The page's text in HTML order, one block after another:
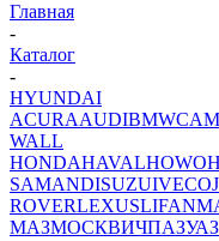
Главная
-
Каталог
-
HYUNDAI
ACURAAUDIBMW
WALL
HONDAHAVALHOWO
SAMANDISUZUIVECO
ROVERLEXUSLIFAN
МАЗМОСКВИЧПАЗУАЗ